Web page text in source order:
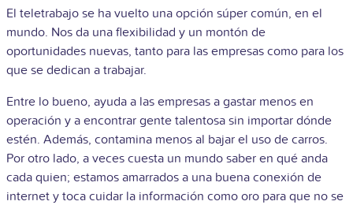
El teletrabajo se ha vuelto una opción súper común, en el
mundo. Nos da una flexibilidad y un montón de
oportunidades nuevas, tanto para las empresas como para los
que se dedican a trabajar.
Entre lo bueno, ayuda a las empresas a gastar menos en
operación y a encontrar gente talentosa sin importar dónde
estén. Además, contamina menos al bajar el uso de carros.
Por otro lado, a veces cuesta un mundo saber en qué anda
cada quien; estamos amarrados a una buena conexión de
internet y toca cuidar la información como oro para que no se